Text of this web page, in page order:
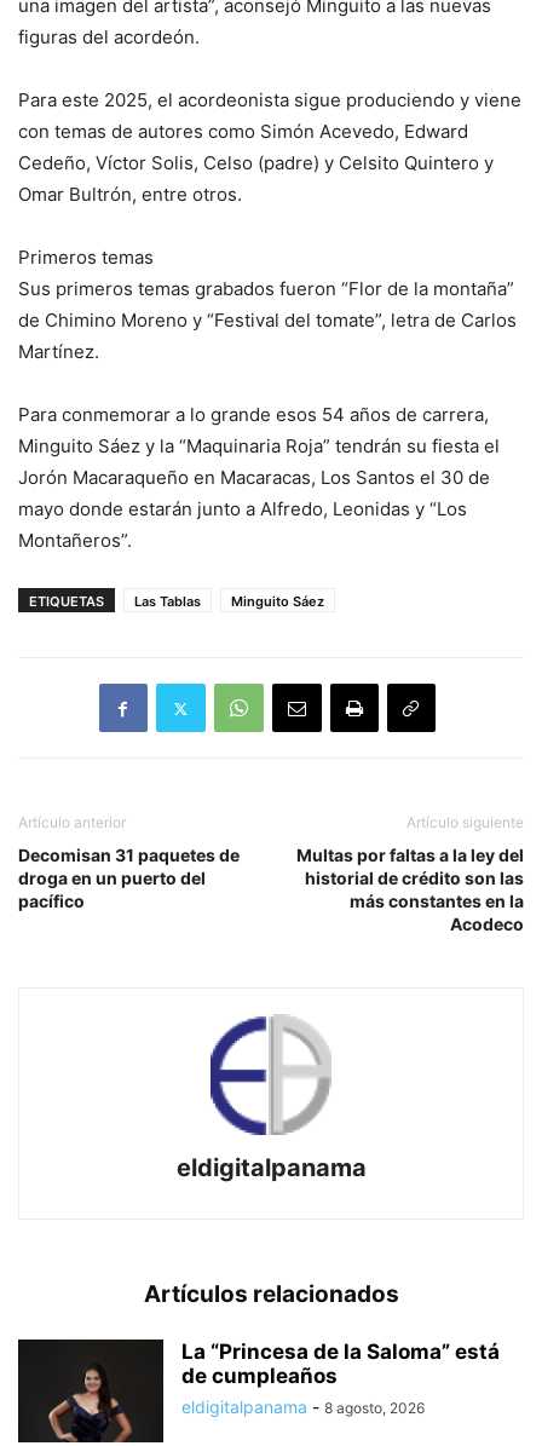
una imagen del artista”, aconsejó Minguito a las nuevas
figuras del acordeón.
Para este 2025, el acordeonista sigue produciendo y viene
con temas de autores como Simón Acevedo, Edward
Cedeño, Víctor Solis, Celso (padre) y Celsito Quintero y
Omar Bultrón, entre otros.
Primeros temas
Sus primeros temas grabados fueron “Flor de la montaña”
de Chimino Moreno y “Festival del tomate”, letra de Carlos
Martínez.
Para conmemorar a lo grande esos 54 años de carrera,
Minguito Sáez y la “Maquinaria Roja” tendrán su fiesta el
Jorón Macaraqueño en Macaracas, Los Santos el 30 de
mayo donde estarán junto a Alfredo, Leonidas y “Los
Montañeros”.
ETIQUETAS Las Tablas Minguito Sáez
Artículo anterior
Decomisan 31 paquetes de
droga en un puerto del
pacífico
Artículo siguiente
Multas por faltas a la ley del
historial de crédito son las
más constantes en la
Acodeco
eldigitalpanama
Artículos relacionados
La “Princesa de la Saloma” está
de cumpleaños
eldigitalpanama - 8 agosto, 2026